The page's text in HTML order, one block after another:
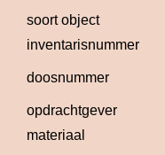
soort object
inventarisnummer
doosnummer
opdrachtgever
materiaal